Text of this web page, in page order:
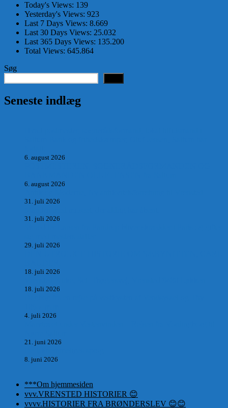
Today's Views: 139
Yesterday's Views: 923
Last 7 Days Views: 8.669
Last 30 Days Views: 25.032
Last 365 Days Views: 135.200
Total Views: 645.864
Søg
Seneste indlæg
6. august 2026
6. august 2026
31. juli 2026
31. juli 2026
29. juli 2026
18. juli 2026
18. juli 2026
4. juli 2026
21. juni 2026
8. juni 2026
***Om hjemmesiden
vvv.VRENSTED HISTORIER 😊
vvvv.HISTORIER FRA BRØNDERSLEV 😊😊